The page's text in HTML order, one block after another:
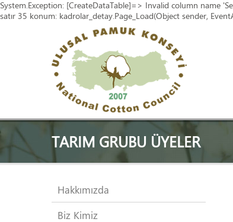
System.Exception: [CreateDataTable]=> Invalid column name
satır 35 konum: kadrolar_detay.Page_Load(Object sender,
TARIM GRUBU ÜYELER
Hakkımızda
Biz Kimiz